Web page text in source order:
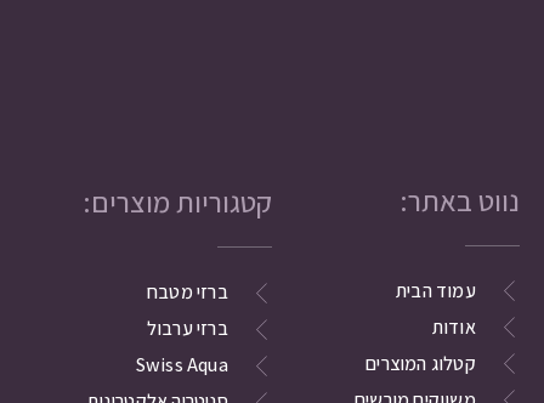
נווט באתר:
עמוד הבית
אודות
קטלוג המוצרים
קטגוריות מוצרים:
ברזי מטבח
ברזי ערבול
Swiss Aqua